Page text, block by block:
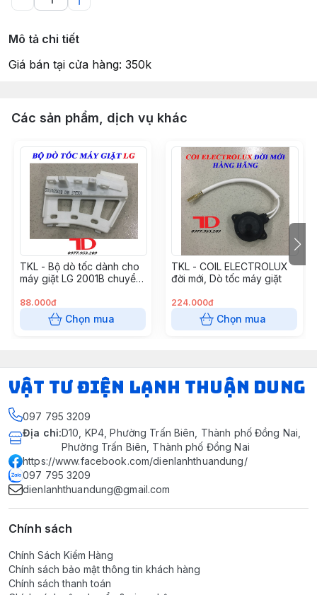
Mô tả chi tiết
Giá bán tại cửa hàng: 350k
Các sản phẩm, dịch vụ khác
TKL - Bộ dò tốc dành cho
máy giặt LG 2001B chuyển
88.000đ
Chọn mua
TKL - COIL ELECTROLUX
đời mới, Dò tốc máy giặt
224.000đ
Chọn mua
VẬT TƯ ĐIỆN LẠNH THUẬN DUNG
097 795 3209
Địa chỉ:D10, KP4, Phường Trấn Biên, Thành phố Đồng Nai,
Phường Trấn Biên, Thành phố Đồng Nai
https://www.facebook.com/dienlanhthuandung/
097 795 3209
dienlanhthuandung@gmail.com
Chính sách
Chính Sách Kiểm Hàng
Chính sách bảo mật thông tin khách hàng
Chính sách thanh toán